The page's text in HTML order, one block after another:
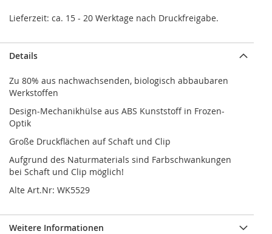
Lieferzeit: ca. 15 - 20 Werktage nach Druckfreigabe.
Details
Zu 80% aus nachwachsenden, biologisch abbaubaren
Werkstoffen
Design-Mechanikhülse aus ABS Kunststoff in Frozen-
Optik
Große Druckflächen auf Schaft und Clip
Aufgrund des Naturmaterials sind Farbschwankungen
bei Schaft und Clip möglich!
Alte Art.Nr: WK5529
Weitere Informationen